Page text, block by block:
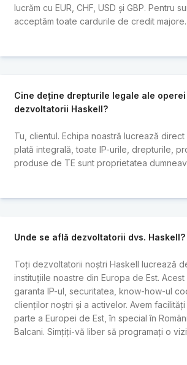
lucrăm cu EUR, CHF, USD și GBP. Pentru
acceptăm toate cardurile de credit majore.
Cine deține drepturile legale ale
dezvoltatorii Haskell?
Tu, clientul. Echipa noastră lucrează
plată integrală, toate IP-urile, drepturile,
produse de TE sunt proprietatea
Unde se află dezvoltatorii dvs. Haskell?
Toți dezvoltatorii noștri Haskell lucrează
instituțiile noastre din Europa de Est.
garanta IP-ul, securitatea, know-how-ul
clienților noștri și a activelor. Avem
parte a Europei de Est, în special în
Balcani. Simțiți-vă liber să programați o